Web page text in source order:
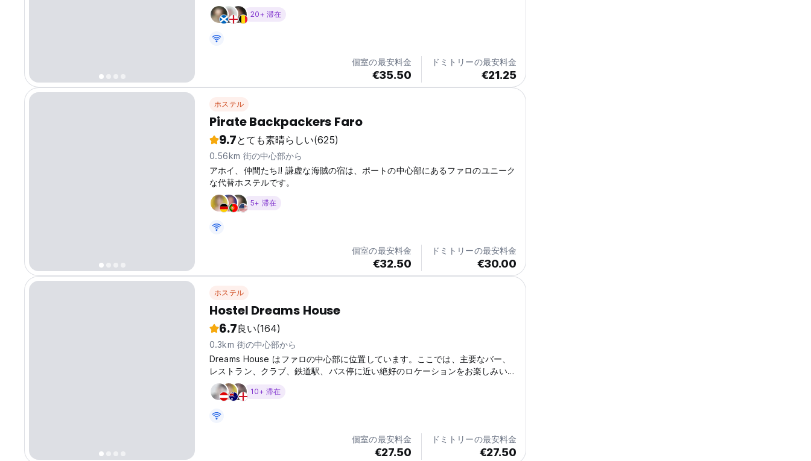
Hostel Faro is a charming property with space for everybody! It has a
fully equipped kitchen and common space on each...
20+ 滞在
個室の最安料金
€35.50
ドミトリーの最安料金
€21.25
ホステル
Pirate Backpackers Faro
9.7とても素晴らしい(625)
0.56km 街の中心部から
アホイ、仲間たち!! 謙虚な海賊の宿は、ポートの中心部にあるファロのユニーク
な代替ホステルです。
5+ 滞在
個室の最安料金
€32.50
ドミトリーの最安料金
€30.00
ホステル
Hostel Dreams House
6.7良い(164)
0.3km 街の中心部から
Dreams House はファロの中心部に位置しています。ここでは、主要なバー、
レストラン、クラブ、鉄道駅、バス停に近い絶好のロケーションをお楽しみいた
だけます。 私たちのチームがあなたの Kindle を受け取り、アルガルヴェを楽し
む​​ために必要な情報をすべて提供するお手伝いをします。 男女共用ルーム（シ
ブルルームの3タイプをご用意しております。 楽しく交流できるテラスをご用意
しております。また、テレビとゲームルームもご利用いただけます。...
10+ 滞在
個室の最安料金
€27.50
ドミトリーの最安料金
€27.50